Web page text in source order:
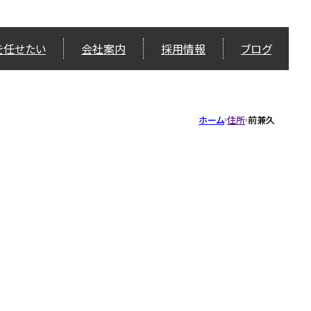
せたい 会社案内 採用情報 ブログ
ホーム 住所 前兼久